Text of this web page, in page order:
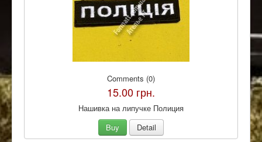
Comments (0)
15.00 грн.
Нашивка на липучке Полиция
Buy
Detail